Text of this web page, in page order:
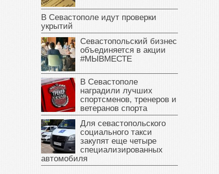
В Севастополе идут проверки
укрытий
Севастопольский бизнес
объединяется в акции
#МЫВМЕСТЕ
В Севастополе
наградили лучших
спортсменов, тренеров и
ветеранов спорта
Для севастопольского
социального такси
закупят еще четыре
специализированных
автомобиля